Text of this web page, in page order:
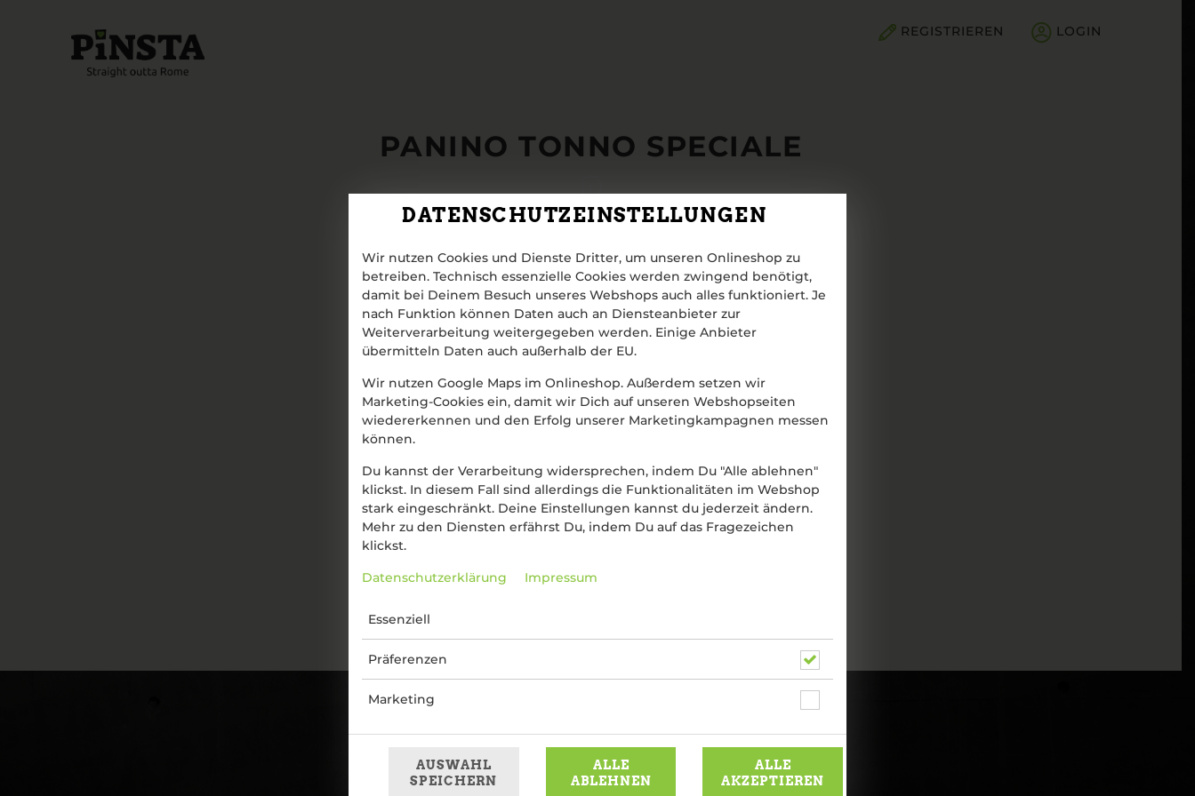
DATENSCHUTZEINSTELLUNGEN
Wir nutzen Cookies und Dienste Dritter, um unseren Onlineshop zu
betreiben. Technisch essenzielle Cookies werden zwingend benötigt,
damit bei Deinem Besuch unseres Webshops auch alles funktioniert. Je
nach Funktion können Daten auch an Diensteanbieter zur
Weiterverarbeitung weitergegeben werden. Einige Anbieter
übermitteln Daten auch außerhalb der EU.
Wir nutzen Google Maps im Onlineshop. Außerdem setzen wir
Marketing-Cookies ein, damit wir Dich auf unseren Webshopseiten
wiedererkennen und den Erfolg unserer Marketingkampagnen messen
können.
Du kannst der Verarbeitung widersprechen, indem Du "Alle ablehnen"
klickst. In diesem Fall sind allerdings die Funktionalitäten im Webshop
stark eingeschränkt. Deine Einstellungen kannst du jederzeit ändern.
Mehr zu den Diensten erfährst Du, indem Du auf das Fragezeichen
klickst.
Datenschutzerklärung Impressum
Essenziell
Präferenzen
Marketing
AUSWAHL
SPEICHERN
ALLE
ABLEHNEN
ALLE
AKZEPTIEREN
REGISTRIEREN LOGIN
PANINO TONNO SPECIALE